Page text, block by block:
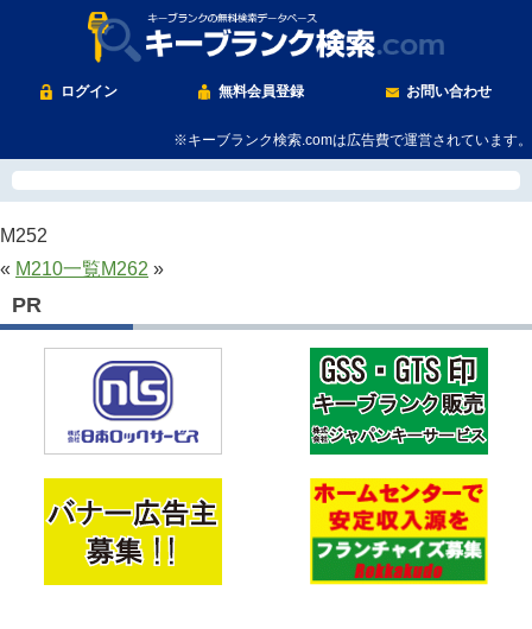
ログイン 無料会員登録 お問い合わせ
※キーブランク検索.comは広告費で運営されています。
M252
« M210一覧M262 »
PR